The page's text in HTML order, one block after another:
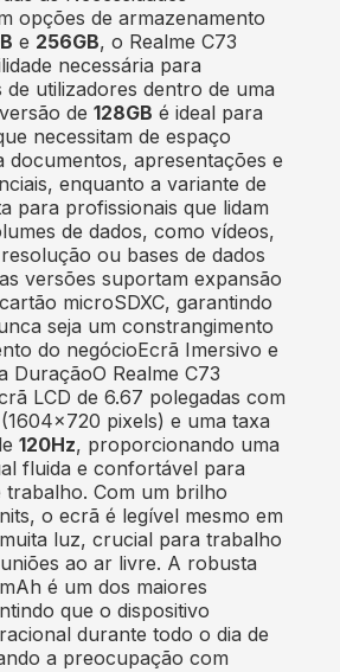
opções de armazenamento
e 256GB, o Realme C73
necessária para
utilizadores dentro de uma
de 128GB é ideal para
necessitam de espaço
documentos, apresentações e
enquanto a variante de
para profissionais que lidam
de dados, como vídeos,
ou bases de dados
versões suportam expansão
microSDXC, garantindo
seja um constrangimento
do negócioEcrã Imersivo e
DuraçãoO Realme C73
LCD de 6.67 polegadas com
pixels) e uma taxa
120Hz, proporcionando uma
fluida e confortável para
trabalho. Com um brilho
o ecrã é legível mesmo em
luz, crucial para trabalho
ao ar livre. A robusta
é um dos maiores
que o dispositivo
durante todo o dia de
a preocupação com